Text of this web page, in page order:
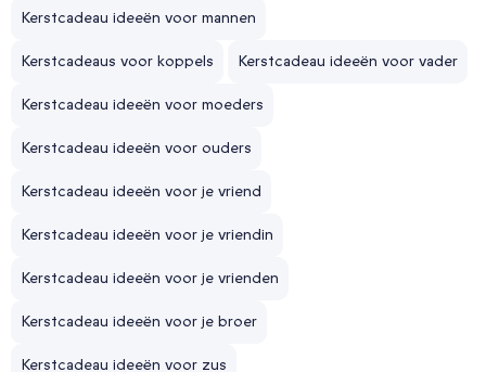
Kerstcadeau ideeën voor mannen
Kerstcadeaus voor koppels Kerstcadeau ideeën voor vader
Kerstcadeau ideeën voor moeders
Kerstcadeau ideeën voor ouders
Kerstcadeau ideeën voor je vriend
Kerstcadeau ideeën voor je vriendin
Kerstcadeau ideeën voor je vrienden
Kerstcadeau ideeën voor je broer
Kerstcadeau ideeën voor zus